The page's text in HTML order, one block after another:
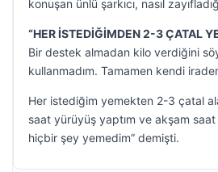
konuşan ünlü şarkıcı, nasıl
“HER İSTEDİĞİMDEN 2-3 ÇATAL
Bir destek almadan kilo verdiğini
kullanmadım. Tamamen kendi
Her istediğim yemekten 2-3 çatal
saat yürüyüş yaptım ve akşam saat
hiçbir şey yemedim” demişti.